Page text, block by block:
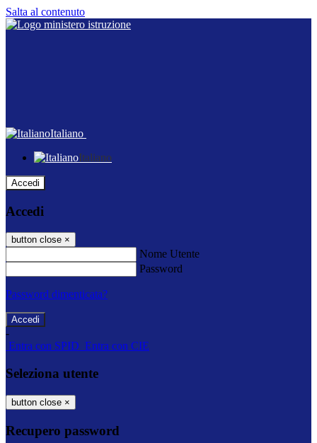
Salta al contenuto
Italiano
Italiano
Accedi
Accedi
button close ×
Nome Utente
Password
Password dimenticata?
-
Entra con SPID Entra con CIE
Seleziona utente
button close ×
Recupero password